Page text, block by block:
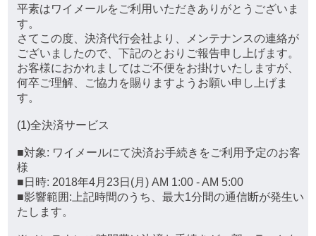
平素はワイメールをご利用いただきありがとうございま
す。
さてこの度、決済代行会社より、メンテナンスの連絡が
ございましたので、下記のとおりご報告申し上げます。
お客様におかれましてはご不便をお掛けいたしますが、
何卒ご理解、ご協力を賜りますようお願い申し上げま
す。
(1)全決済サービス
■対象: ワイメールにて決済お手続きをご利用予定のお客
様
■日時: 2018年4月23日(月) AM 1:00 - AM 5:00
■影響範囲:上記時間のうち、最大1分間の通信断が発生い
たします。